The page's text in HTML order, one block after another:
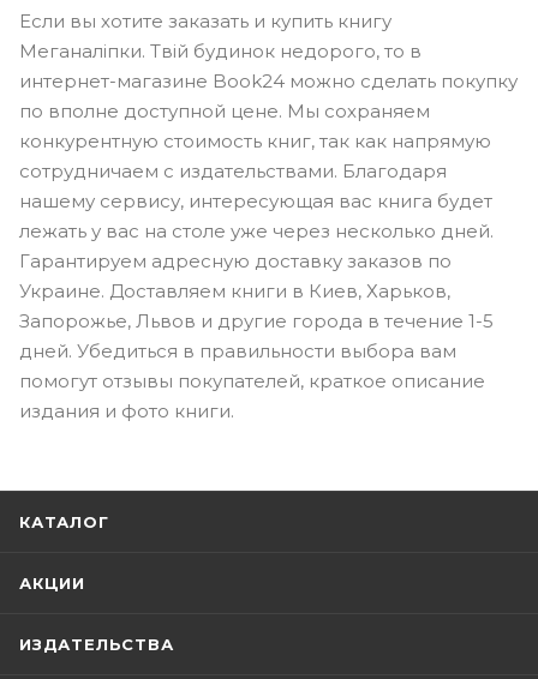
Если вы хотите заказать и купить книгу
Меганаліпки. Твій будинок недорого, то в
интернет-магазине Book24 можно сделать покупку
по вполне доступной цене. Мы сохраняем
конкурентную стоимость книг, так как напрямую
сотрудничаем с издательствами. Благодаря
нашему сервису, интересующая вас книга будет
лежать у вас на столе уже через несколько дней.
Гарантируем адресную доставку заказов по
Украине. Доставляем книги в Киев, Харьков,
Запорожье, Львов и другие города в течение 1-5
дней. Убедиться в правильности выбора вам
помогут отзывы покупателей, краткое описание
издания и фото книги.
КАТАЛОГ
АКЦИИ
ИЗДАТЕЛЬСТВА